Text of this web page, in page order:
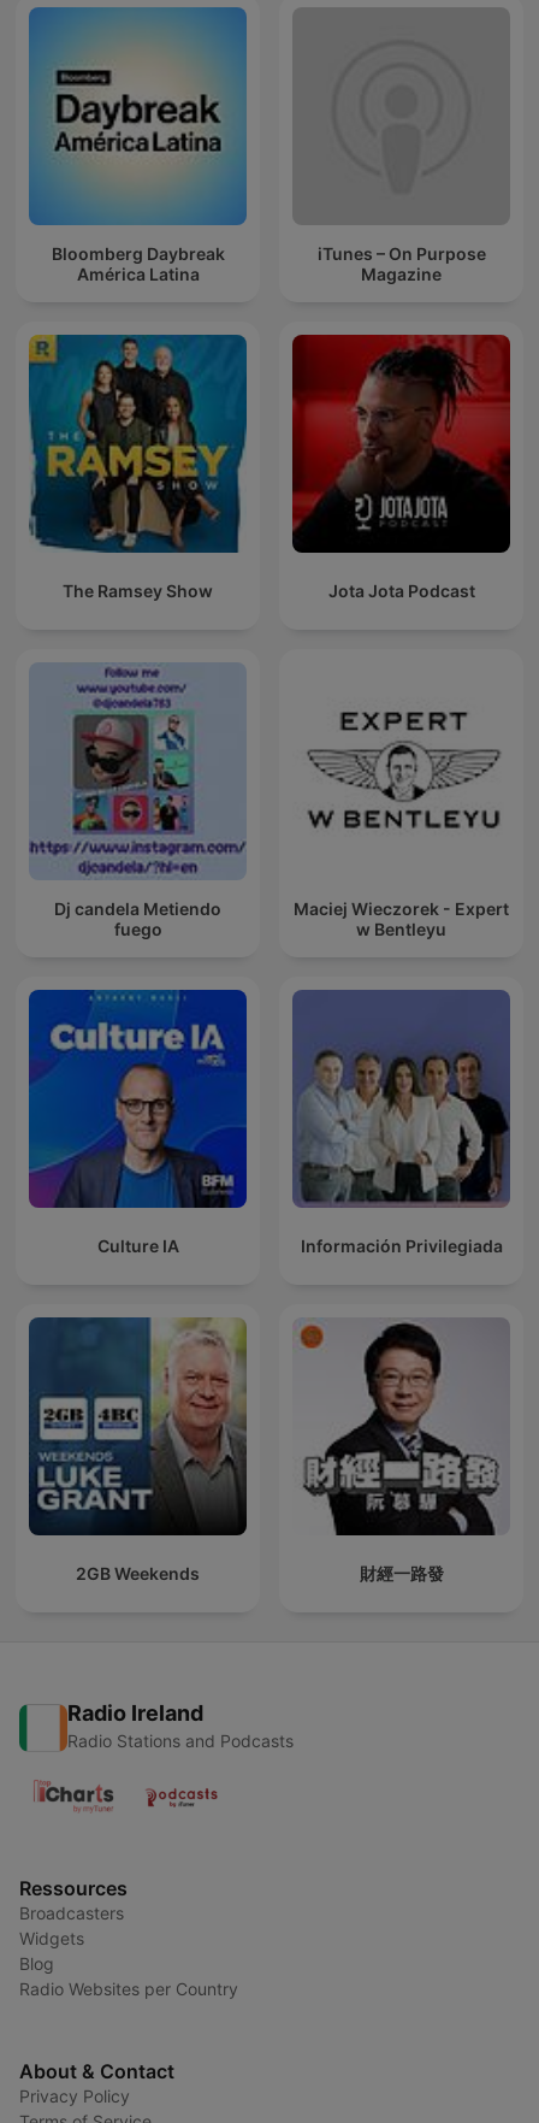
Bloomberg Daybreak
América Latina
iTunes – On Purpose
Magazine
The Ramsey Show Jota Jota Podcast
Dj candela Metiendo
fuego
Maciej Wieczorek - Expert
w Bentleyu
Culture IA Información Privilegiada
2GB Weekends 財經一路發
Radio Ireland
Radio Stations and Podcasts
Ressources
Broadcasters
Widgets
Blog
Radio Websites per Country
About & Contact
Privacy Policy